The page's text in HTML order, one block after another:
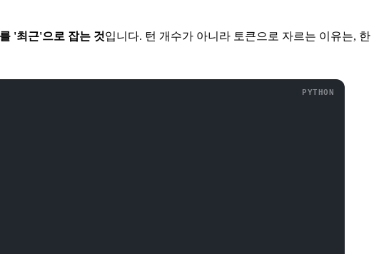
'최근'으로 잡는 것입니다. 턴 개수가 아니라 토큰으로 자르는 이유는, 한